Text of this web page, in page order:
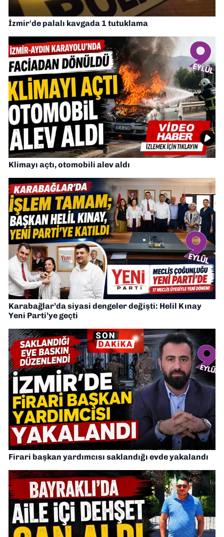
İzmir'de palalı kavgada 1 tutuklama
Klimayı açtı, otomobili alev aldı
Karabağlar’da siyasi dengeler değişti: Helil Kınay
Yeni Parti’ye geçti
Firari başkan yardımcısı saklandığı evde yakalandı